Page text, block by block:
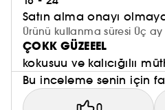
Satın alma onayı
Ürünü kullanma süresi Üç ay
ÇOKK GÜZEEEL
kokusuu ve kalıcığılıı
Bu inceleme senin için